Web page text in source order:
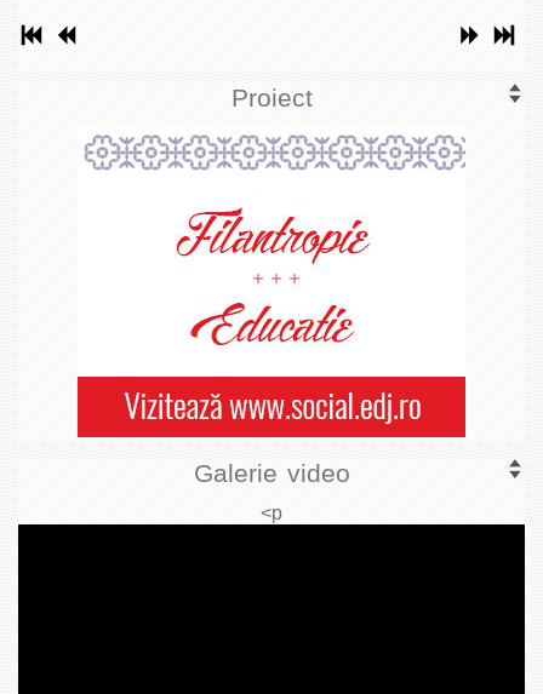
Proiect
Galerie video
<p